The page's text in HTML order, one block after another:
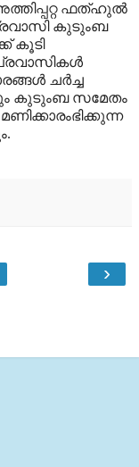
ഫത്ഹുൽ
കുടുംബ
കൂടി
ചർച്ച
കുടുംബ സമേതം
›